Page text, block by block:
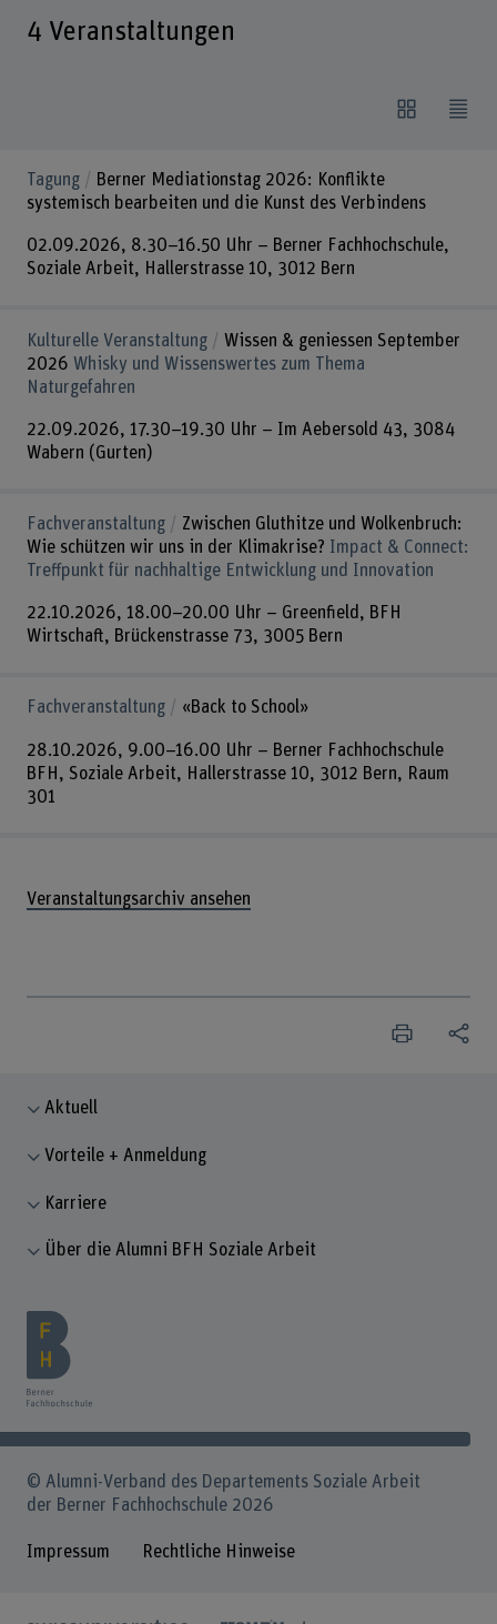
4 Veranstaltungen
Tagung
Berner Mediationstag 2026: Konflikte
systemisch bearbeiten und die Kunst des Verbindens
02.09.2026, 8.30–16.50 Uhr – Berner Fachhochschule,
Soziale Arbeit, Hallerstrasse 10, 3012 Bern
Kulturelle Veranstaltung
Wissen & geniessen September
2026 Whisky und Wissenswertes zum Thema
Naturgefahren
22.09.2026, 17.30–19.30 Uhr – Im Aebersold 43, 3084
Wabern (Gurten)
Fachveranstaltung
Zwischen Gluthitze und Wolkenbruch:
Wie schützen wir uns in der Klimakrise?
Impact & Connect:
Treffpunkt für nachhaltige Entwicklung und Innovation
22.10.2026, 18.00–20.00 Uhr – Greenfield, BFH
Wirtschaft, Brückenstrasse 73, 3005 Bern
Fachveranstaltung «Back to School»
28.10.2026, 9.00–16.00 Uhr – Berner Fachhochschule
BFH, Soziale Arbeit, Hallerstrasse 10, 3012 Bern, Raum
301
Veranstaltungsarchiv ansehen
Aktuell
Vorteile + Anmeldung
Karriere
Über die Alumni BFH Soziale Arbeit
© Alumni-Verband des Departements Soziale Arbeit
der Berner Fachhochschule 2026
Impressum Rechtliche Hinweise